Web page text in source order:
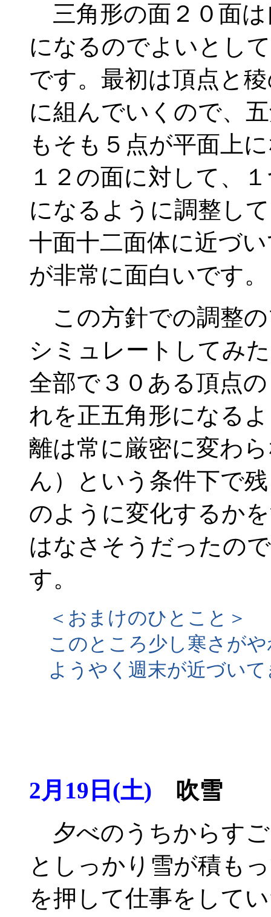
三角形の面２０面は
になるのでよいとし
です。最初は頂点と
に組んでいくので、
もそも５点が平面上
１２の面に対して、
になるように調整し
十面十二面体に近づ
が非常に面白いです。
この方針での調整
シミュレートしてみ
全部で３０ある頂点
れを正五角形になる
離は常に厳密に変わ
ん）という条件下で
のように変化するか
はなさそうだったの
す。
＜おまけのひとこと＞
このところ少し寒さが
ようやく週末が近づいて
2月19日(土) 吹雪
夕べのうちからす
としっかり雪が積も
を押して仕事をして